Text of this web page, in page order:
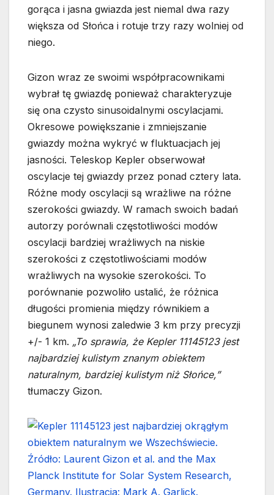
gorąca i jasna gwiazda jest niemal dwa razy
większa od Słońca i rotuje trzy razy wolniej od
niego.
Gizon wraz ze swoimi współpracownikami
wybrał tę gwiazdę ponieważ charakteryzuje
się ona czysto sinusoidalnymi oscylacjami.
Okresowe powiększanie i zmniejszanie
gwiazdy można wykryć w fluktuacjach jej
jasności. Teleskop Kepler obserwował
oscylacje tej gwiazdy przez ponad cztery lata.
Różne mody oscylacji są wrażliwe na różne
szerokości gwiazdy. W ramach swoich badań
autorzy porównali częstotliwości modów
oscylacji bardziej wrażliwych na niskie
szerokości z częstotliwościami modów
wrażliwych na wysokie szerokości. To
porównanie pozwoliło ustalić, że różnica
długości promienia między równikiem a
biegunem wynosi zaledwie 3 km przy precyzji
+/- 1 km. „To sprawia, że Kepler 11145123 jest
najbardziej kulistym znanym obiektem
naturalnym, bardziej kulistym niż Słońce,”
tłumaczy Gizon.